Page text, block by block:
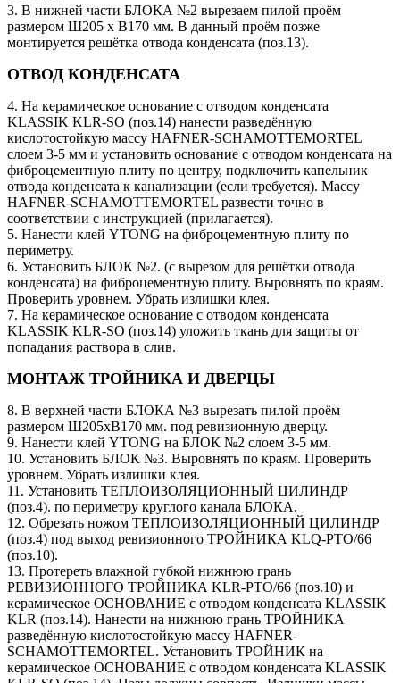
3. В нижней части БЛОКА №2 вырезаем пилой проём
размером Ш205 х В170 мм. В данный проём позже
монтируется решётка отвода конденсата (поз.13).
ОТВОД КОНДЕНСАТА
4. На керамическое основание с отводом конденсата
KLASSIK KLR-SO (поз.14) нанести разведённую
кислотостойкую массу HAFNER-SCHAMOTTEMORTEL
слоем 3-5 мм и установить основание с отводом конденсата на
фиброцементную плиту по центру, подключить капельник
отвода конденсата к канализации (если требуется). Массу
HAFNER-SCHAMOTTEMORTEL развести точно в
соответствии с инструкцией (прилагается).
5. Нанести клей YTONG на фиброцементную плиту по
периметру.
6. Установить БЛОК №2. (с вырезом для решётки отвода
конденсата) на фиброцементную плиту. Выровнять по краям.
Проверить уровнем. Убрать излишки клея.
7. На керамическое основание с отводом конденсата
KLASSIK KLR-SO (поз.14) уложить ткань для защиты от
попадания раствора в слив.
МОНТАЖ ТРОЙНИКА И ДВЕРЦЫ
8. В верхней части БЛОКА №3 вырезать пилой проём
размером Ш205хВ170 мм. под ревизионную дверцу.
9. Нанести клей YTONG на БЛОК №2 слоем 3-5 мм.
10. Установить БЛОК №3. Выровнять по краям. Проверить
уровнем. Убрать излишки клея.
11. Установить ТЕПЛОИЗОЛЯЦИОННЫЙ ЦИЛИНДР
(поз.4). по периметру круглого канала БЛОКА.
12. Обрезать ножом ТЕПЛОИЗОЛЯЦИОННЫЙ ЦИЛИНДР
(поз.4) под выход ревизионного ТРОЙНИКА KLQ-PTO/66
(поз.10).
13. Протереть влажной губкой нижнюю грань
РЕВИЗИОННОГО ТРОЙНИКА KLR-PTO/66 (поз.10) и
керамическое ОСНОВАНИЕ с отводом конденсата KLASSIK
KLR (поз.14). Нанести на нижнюю грань ТРОЙНИКА
разведённую кислотостойкую массу HAFNER-
SCHAMOTTEMORTEL. Установить ТРОЙНИК на
керамическое ОСНОВАНИЕ с отводом конденсата KLASSIK